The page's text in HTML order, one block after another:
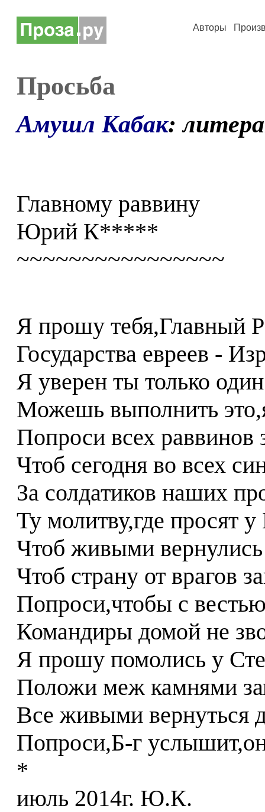
Авторы
Просьба
Амушл Кабак:
Главному раввину
Юрий К*****
~~~~~~~~~~~~~~~~
Я прошу тебя,Главный
Государства евреев -
Я уверен ты только один
Можешь выполнить
Попроси всех раввинов
Чтоб сегодня во всех
За солдатиков наших
Ту молитву,где просят у
Чтоб живыми
Чтоб страну от врагов
Попроси,чтобы с
Командиры домой не
Я прошу помолись у
Положи меж камнями
Все живыми вернуться
Попроси,Б-г
*
июль 2014г. Ю.К.